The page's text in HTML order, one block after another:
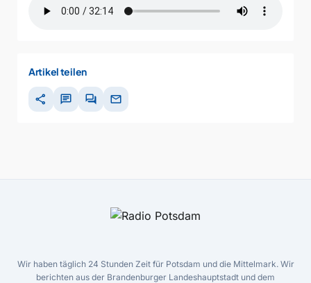
Artikel teilen
share chat forum mail
Wir haben täglich 24 Stunden Zeit für Potsdam und die Mittelmark. Wir
berichten aus der Brandenburger Landeshauptstadt und dem